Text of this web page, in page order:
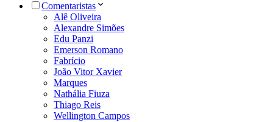
Comentaristas
Alê Oliveira
Alexandre Simões
Edu Panzi
Emerson Romano
Fabrício
João Vitor Xavier
Marques
Nathália Fiuza
Thiago Reis
Wellington Campos